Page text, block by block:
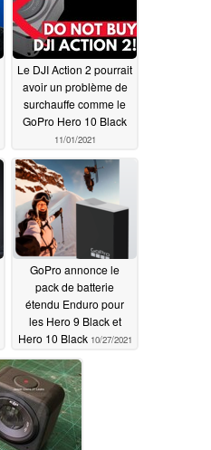
Le DJI Action 2 pourrait
avoir un problème de
surchauffe comme le
GoPro Hero 10 Black
11/01/2021
GoPro annonce le
pack de batterie
étendu Enduro pour
les Hero 9 Black et
Hero 10 Black 10/27/2021